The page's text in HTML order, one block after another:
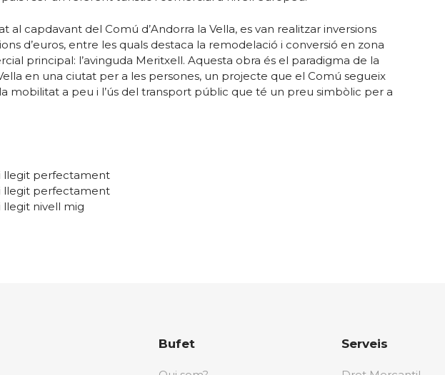
al capdavant del Comú d’Andorra la Vella, es van realitzar inversions
d’euros, entre les quals destaca la remodelació i conversió en zona
principal: l’avinguda Meritxell. Aquesta obra és el paradigma de la
en una ciutat per a les persones, un projecte que el Comú segueix
mobilitat a peu i l’ús del transport públic que té un preu simbòlic per a
llegit perfectament
llegit perfectament
llegit nivell mig
Bufet Serveis